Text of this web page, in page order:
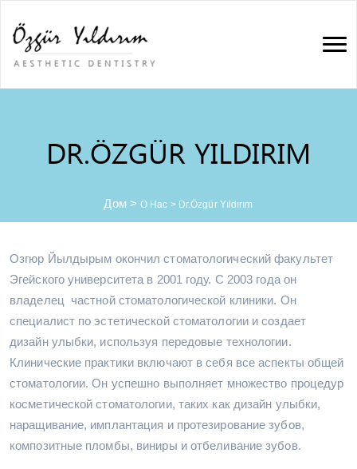
DR.ÖZGÜR YILDIRIM
Дом>О Нас > Dr.Özgür Yıldırım
Озгюр Йылдырым окончил стоматологический факультет
Эгейского университета в 2001 году. С 2003 года он
владелец частной стоматологической клиники. Он
специалист по эстетической стоматологии и создает
дизайн улыбки, используя передовые технологии.
Клинические практики включают в себя все аспекты общей
стоматологии. Он успешно выполняет множество процедур
косметической стоматологии, таких как дизайн улыбки,
наращивание, имплантация и протезирование зубов,
композитные пломбы, виниры и отбеливание зубов.